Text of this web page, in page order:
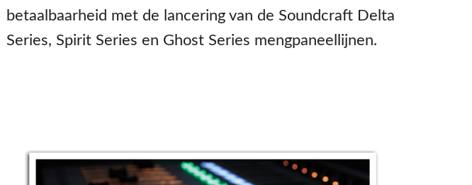
betaalbaarheid met de lancering van de Soundcraft Delta
Series, Spirit Series en Ghost Series mengpaneellijnen.